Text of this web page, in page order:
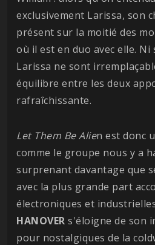
exclusivement Larissa, son
présent sur la moitié des
où il est en duo avec elle. Ni
Larissa ne sont
équilibre entre les deux
rafraîchissante.
Let Them Be Alien est donc
comme le groupe nous y a
surprenant davantage que
avec la plus grande part
électroniques et
HANOVER s'éloigne de son
pour nostalgiques de la